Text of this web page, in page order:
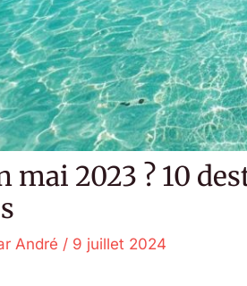
mai 2023 ? 10
André / 9 juillet 2024